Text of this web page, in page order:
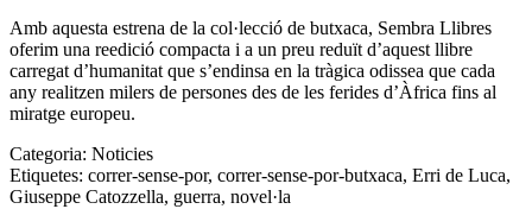
Amb aquesta estrena de la col·lecció de butxaca, Sembra Llibres
oferim una reedició compacta i a un preu reduït d’aquest llibre
carregat d’humanitat que s’endinsa en la tràgica odissea que cada
any realitzen milers de persones des de les ferides d’Àfrica fins al
miratge europeu.
Categoria: Noticies
Etiquetes: correr-sense-por, correr-sense-por-butxaca, Erri de Luca,
Giuseppe Catozzella, guerra, novel·la